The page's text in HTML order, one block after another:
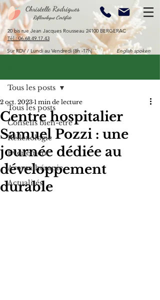
Christelle Rodrigues
Réflexologue Certifiée
20 bis rue Jean Jacques Rousseau 24100 BERGERAC​
​Tél : 06.68.49.17.43
Sur RDV / Lundi au Vendredi (8h -17h) English spoken
Tous les posts
Conseils bien-être
Réflexologie
Evénement
Aromathérapie
Actualités
Tous les posts
Centre hospitalier
Samuel Pozzi : une
journée dédiée au
développement
durable
2 oct. 2023 1 min de lecture